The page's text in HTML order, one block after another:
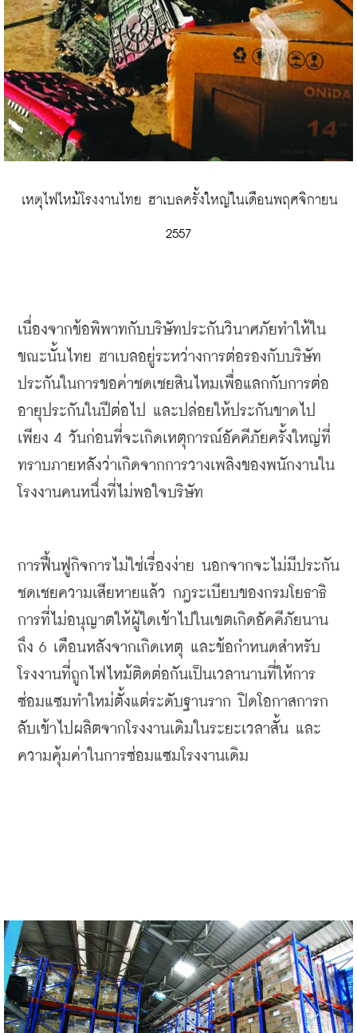
2557
เนื่องจากข้อพิพาทกับบริษัทประกันวินาศภัยทำให้ใน
ขณะนั้นไทย ฮาเบลอยู่ระหว่างการต่อรองกับบริษัท
ประกันในการขอค่าชดเชยสินไหมเพื่อแลกกับการต่อ
อายุประกันในปีต่อไป
และปล่อยให้ประกันขาดไป
เพียง 4 วันก่อนที่จะเกิดเหตุการณ์อัคคีภัยครั้งใหญ่ที่
ทราบภายหลังว่าเกิดจากการวางเพลิงของพนักงานใน
โรงงานคนหนึ่งที่ไม่พอใจบริษัท
การฟื้นฟูกิจการไม่ใช่เรื่องง่าย นอกจากจะไม่มีประกัน
ชดเชยความเสียหายแล้ว กฎระเบียบของกรมโยธาธิ
การที่ไม่อนุญาตให้ผู้ใดเข้าไปในเขตเกิดอัคคีภัยนาน
ถึง 6 เดือนหลังจากเกิดเหตุ และข้อกำหนดสำหรับ
โรงงานที่ถูกไฟไหม้ติดต่อกันเป็นเวลานานที่ให้การ
ซ่อมแซมทำใหม่ตั้งแต่ระดับฐานราก ปิดโอกาสการก
ลับเข้าไปผลิตจากโรงงานเดิมในระยะเวลาสั้น และ
ความคุ้มค่าในการซ่อมแซมโรงงานเดิม